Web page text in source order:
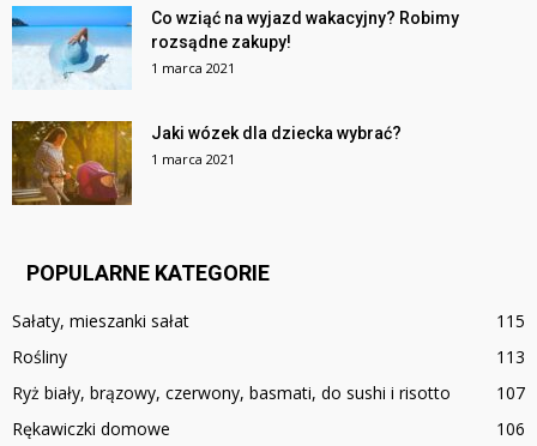
Co wziąć na wyjazd wakacyjny? Robimy
rozsądne zakupy!
1 marca 2021
Jaki wózek dla dziecka wybrać?
1 marca 2021
POPULARNE KATEGORIE
Sałaty, mieszanki sałat
115
Rośliny
113
Ryż biały, brązowy, czerwony, basmati, do sushi i risotto
107
Rękawiczki domowe
106